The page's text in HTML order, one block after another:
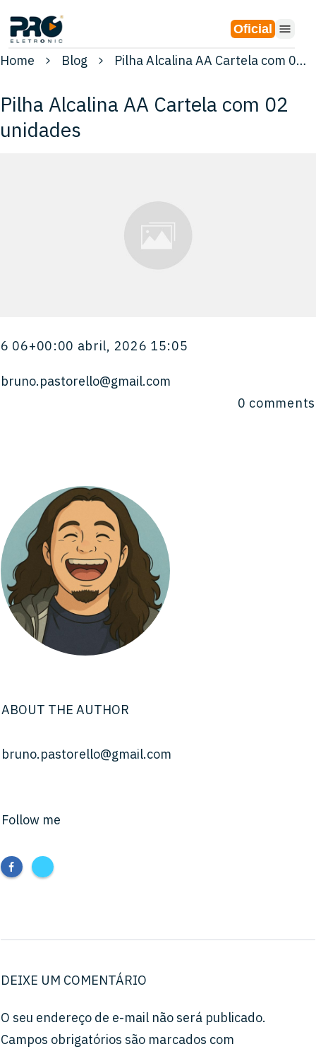
Oficial
Home Blog Pilha Alcalina AA Cartela com 02 unidades
Pilha Alcalina AA Cartela com 02
unidades
6 06+00:00 abril, 2026 15:05
bruno.pastorello@gmail.com
0 comments
ABOUT THE AUTHOR
bruno.pastorello@gmail.com
Follow me
DEIXE UM COMENTÁRIO
O seu endereço de e-mail não será publicado.
Campos obrigatórios são marcados com